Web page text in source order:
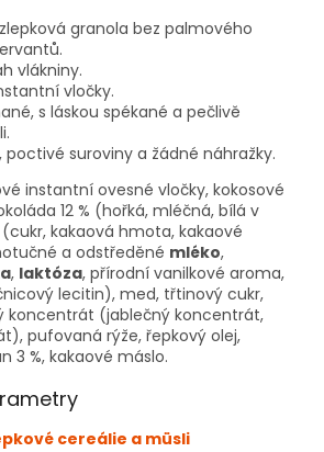
granola bez palmového
vlákniny.
vločky.
s láskou spékané a pečlivě
poctivé suroviny a žádné náhražky.
instantní ovesné vločky, kokosové
12 % (hořká, mléčná, bílá v
kakaová hmota, kakaové
a odstředěné mléko,
, laktóza, přírodní vanilkové aroma,
lecitin), med, třtinový cukr,
koncentrát (jablečný koncentrát,
pufovaná rýže, řepkový olej,
3 %, kakaové máslo.
cereálie a müsli